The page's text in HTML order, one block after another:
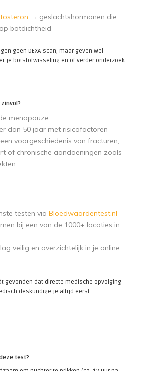
→ geslachtshormonen die
botdichtheid
geen DEXA-scan, maar geven wel
je botstofwisseling en of verder onderzoek
menopauze
dan 50 jaar met risicofactoren
voorgeschiedenis van fracturen,
of chronische aandoeningen zoals
testen via Bloedwaardentest.nl
bij een van de 1000+ locaties in
veilig en overzichtelijk in je online
gevonden dat directe medische opvolging
deskundige je altijd eerst.
test?